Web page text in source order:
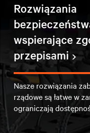
Rozwiązania
wspierające
przepisami
Nasze rozwiązania
rządowe są łatwe w
ograniczają